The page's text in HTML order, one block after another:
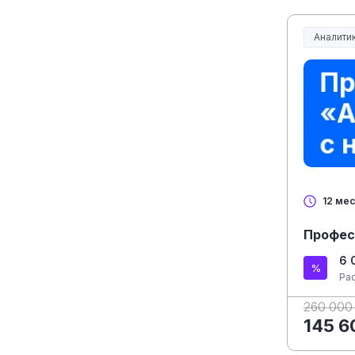
12
6
260
145